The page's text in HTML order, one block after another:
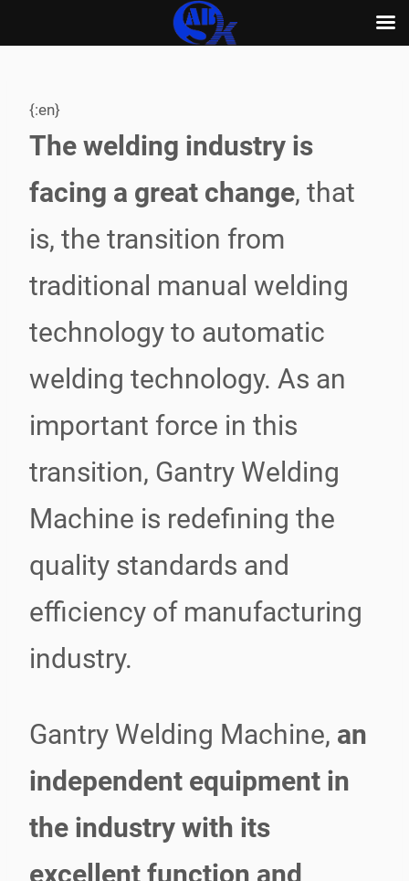
content
{:en}
The welding industry is
facing a great change, that
is, the transition from
traditional manual welding
technology to automatic
welding technology. As an
important force in this
transition, Gantry Welding
Machine is redefining the
quality standards and
efficiency of manufacturing
industry.
Gantry Welding Machine, an
independent equipment in
the industry with its
excellent function and